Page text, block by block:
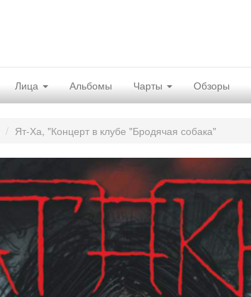
Лица Альбомы Чарты Обзоры
Ят-Ха, "Концерт в клубе "Бродячая собака"